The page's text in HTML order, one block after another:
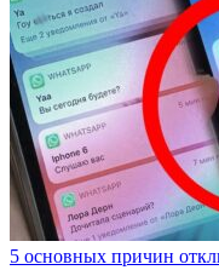
5 основных причин